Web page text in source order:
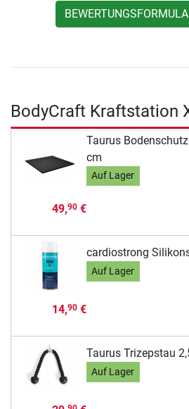
BodyCraft Kraftstation
Taurus
cm
Auf Lager
49,90€
cardiostrong
Auf Lager
14,90€
Taurus Trizepstau
Auf Lager